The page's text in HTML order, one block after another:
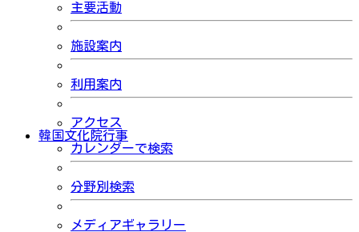
主要活動
施設案内
利用案内
アクセス
韓国文化院行事
カレンダーで検索
分野別検索
メディアギャラリー